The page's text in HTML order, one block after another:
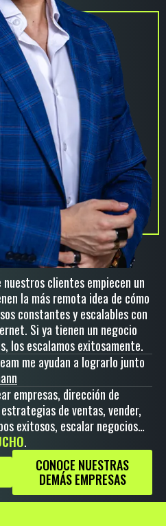
nuestros clientes empiecen un
la más remota idea de cómo
constantes y escalables con
Si ya tienen un negocio
los escalamos exitosamente.
me ayudan a lograrlo junto
empresas, dirección de
de ventas, vender,
exitosos, escalar negocios…
.
CONOCE NUESTRAS
DEMÁS EMPRESAS